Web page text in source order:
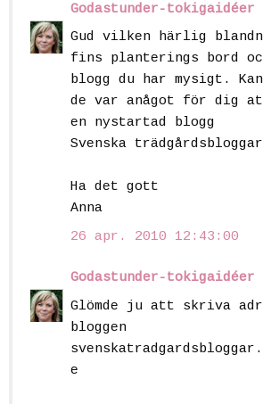
Godastunder-tokigaidéer
Gud vilken härlig
fins planterings bord
blogg du har mysigt.
de var anågot för dig
en nystartad blogg
Svenska
Ha det gott
Anna
26 apr. 2010 12:43:00
Godastunder-tokigaidéer
Glömde ju att skriva
bloggen
e